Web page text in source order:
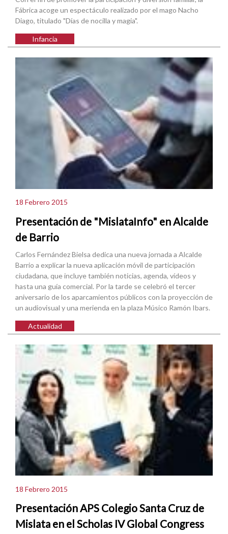
Fábrica acoge un espectáculo realizado por el mago Nacho
Diago, titulado "Días de nocilla y magia".
Infancia
18 Febrero 2015
Presentación de "MislataInfo" en Alcalde
de Barrio
Carlos Fernández Bielsa dedica una nueva jornada a Alcalde
Barrio a explicar la nueva aplicación móvil de participación
ciudadana, que incluye también noticias, agenda, vídeos y
hasta una guía comercial. Por la tarde se celebró el tercer
aniversario de los aparcamientos públicos con la proyección de
un audiovisual y una merienda en la plaza Músico Ramón Ibars.
Actualidad
18 Febrero 2015
Presentación APS Colegio Santa Cruz de
Mislata en el Scholas IV Global Congress